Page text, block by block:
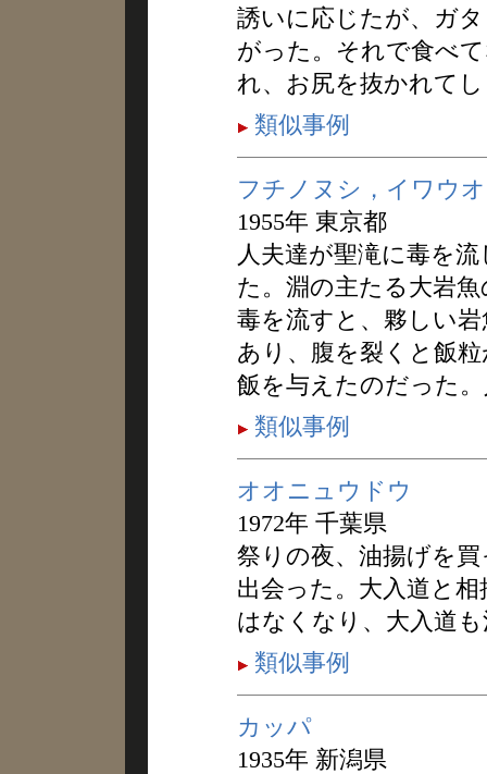
誘いに応じたが、ガ
がった。それで食べ
れ、お尻を抜かれて
類似事例
フチノヌシ，イワウオ
1955年 東京都
人夫達が聖滝に毒を
た。淵の主たる大岩
毒を流すと、夥しい
あり、腹を裂くと飯
飯を与えたのだった
類似事例
オオニュウドウ
1972年 千葉県
祭りの夜、油揚げを
出会った。大入道と
はなくなり、大入道
類似事例
カッパ
1935年 新潟県